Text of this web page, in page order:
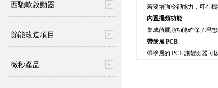
西馳軟啟動器
節能改造項目
微秒產品
若要增強冷卻能力，可在機
內置擺頻功能
集成的擺頻功能確保了理想
帶塗層 PCB
帶塗層的 PCB 讓變頻器可以